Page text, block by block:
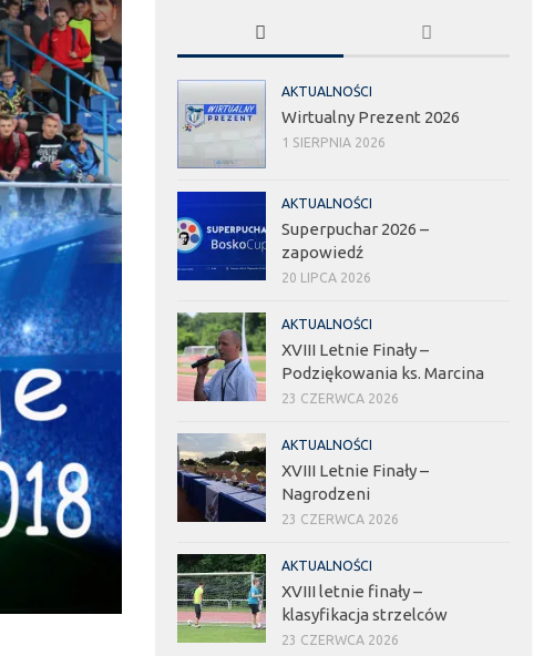
AKTUALNOŚCI
Wirtualny Prezent 2026
1 SIERPNIA 2026
AKTUALNOŚCI
Superpuchar 2026 –
zapowiedź
20 LIPCA 2026
AKTUALNOŚCI
XVIII Letnie Finały –
Podziękowania ks. Marcina
23 CZERWCA 2026
AKTUALNOŚCI
XVIII Letnie Finały –
Nagrodzeni
23 CZERWCA 2026
AKTUALNOŚCI
XVIII letnie finały –
klasyfikacja strzelców
23 CZERWCA 2026